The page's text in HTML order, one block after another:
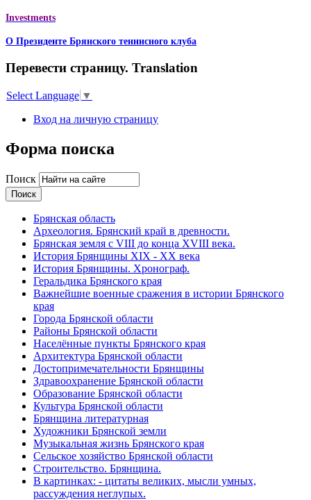
Investments
О Президенте Брянского теннисного клуба
Перевести страницу. Translation
Select Language ▼
Вход на личную страницу
Форма поиска
Поиск
Брянская область
Археология. Брянский край в древности.
Брянская земля с VIII до конца XVIII века.
История Брянщины XIX - XX века
История Брянщины. Хронограф.
Геральдика Брянского края
Важнейшие военные сражения в истории Брянского
края
Города Брянской области
Районы Брянской области
Населённые пункты Брянского края
Архитектура Брянской области
Достопримечательности Брянщины
Здравоохранение Брянской области
Образование Брянской области
Культура Брянской области
Брянщина литературная
Художники Брянской земли
Музыкальная жизнь Брянского края
Сельское хозяйство Брянской области
Строительство. Брянщина.
В картинках: - цитаты великих, мысли умных,
рассуждения неглупых.